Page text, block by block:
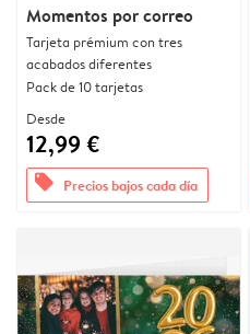
Momentos por correo
Tarjeta prémium con tres
acabados diferentes
Pack de 10 tarjetas
Desde
12,99 €
offers Precios bajos cada día